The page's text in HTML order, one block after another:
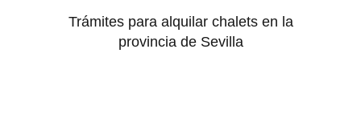
Trámites para alquilar chalets en la
provincia de Sevilla